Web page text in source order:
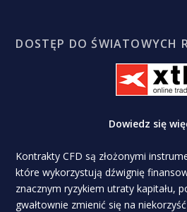
DOSTĘP DO ŚWIATOWYCH
Dowiedz się
Kontrakty CFD są złożonymi
które wykorzystują dźwignię
znacznym ryzykiem utraty kapitału,
gwałtownie zmienić się na